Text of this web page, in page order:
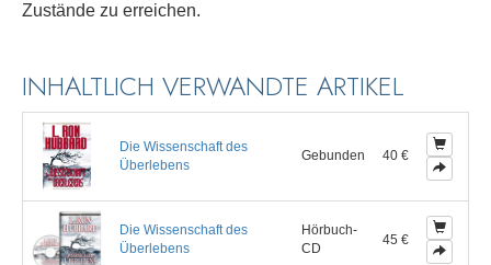
Zustände zu erreichen.
INHALTLICH VERWANDTE ARTIKEL
Die Wissenschaft des
Überlebens
Gebunden 40 €
Die Wissenschaft des
Überlebens
Hörbuch-
CD
45 €